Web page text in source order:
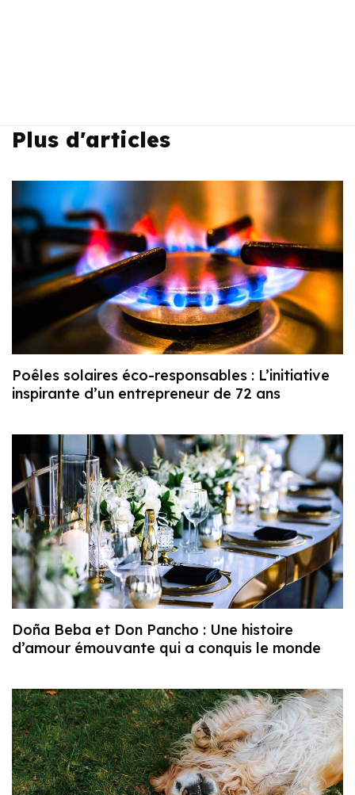
Plus d'articles
Poêles solaires éco-responsables : L’initiative
inspirante d’un entrepreneur de 72 ans
Doña Beba et Don Pancho : Une histoire
d’amour émouvante qui a conquis le monde